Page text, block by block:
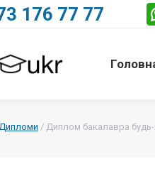
176 77 77
/ Диплом бакалавра